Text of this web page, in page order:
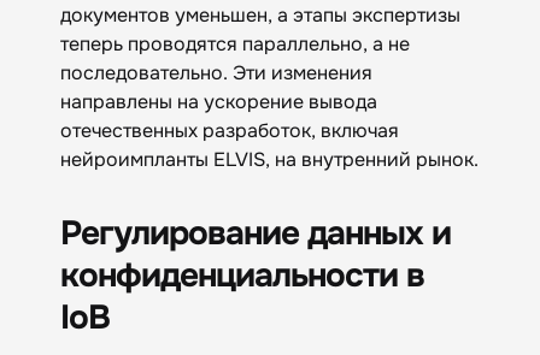
документов уменьшен, а этапы экспертизы
теперь проводятся параллельно, а не
последовательно. Эти изменения
направлены на ускорение вывода
отечественных разработок, включая
нейроимпланты ELVIS, на внутренний рынок.
Регулирование данных и
конфиденциальности в
IoB